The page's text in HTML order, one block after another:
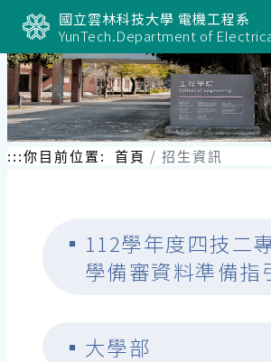
國立雲林科技大學 電機工程系
YunTech.Department of
:::你目前位置: 首頁 招生資訊
▪ 112學年度四技二
學備審資料準備指
▪ 大學部